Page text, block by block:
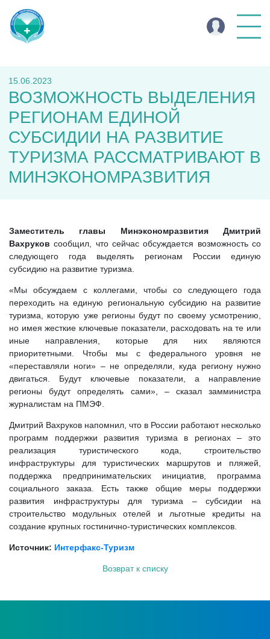
15.06.2023
ВОЗМОЖНОСТЬ ВЫДЕЛЕНИЯ
РЕГИОНАМ ЕДИНОЙ
СУБСИДИИ НА РАЗВИТИЕ
ТУРИЗМА РАССМАТРИВАЮТ В
МИНЭКОНОМРАЗВИТИЯ
Заместитель главы Минэкономразвития Дмитрий
Вахруков сообщил, что сейчас обсуждается возможность со
следующего года выделять регионам России единую
субсидию на развитие туризма.
«Мы обсуждаем с коллегами, чтобы со следующего года
переходить на единую региональную субсидию на развитие
туризма, которую уже регионы будут по своему усмотрению,
но имея жесткие ключевые показатели, расходовать на те или
иные направления, которые для них являются
приоритетными. Чтобы мы с федерального уровня не
«переставляли ноги» – не определяли, куда региону нужно
двигаться. Будут ключевые показатели, а направление
регионы будут определять сами», – сказал замминистра
журналистам на ПМЭФ.
Дмитрий Вахруков напомнил, что в России работают несколько
программ поддержки развития туризма в регионах – это
реализация туристического кода, строительство
инфраструктуры для туристических маршрутов и пляжей,
поддержка предпринимательских инициатив, программа
социального заказа. Есть также общие меры поддержки
развития инфраструктуры для туризма – субсидии на
строительство модульных отелей и льготные кредиты на
создание крупных гостинично-туристических комплексов.
Источник: Интерфакс-Туризм
Возврат к списку